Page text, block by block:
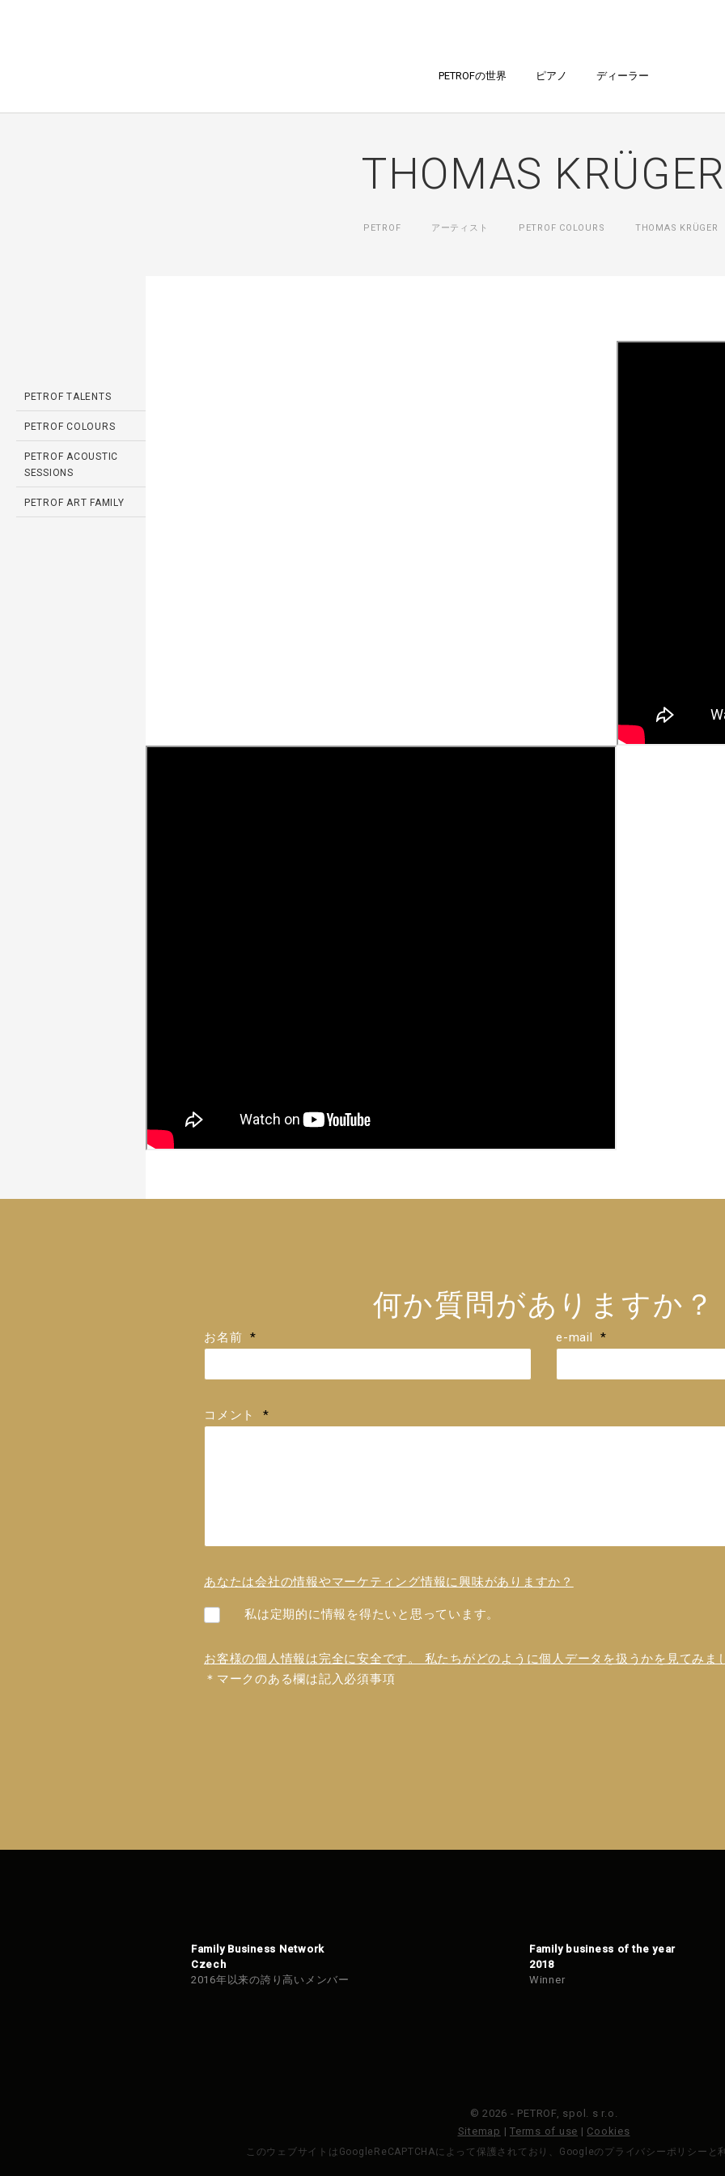
PETROFの世界 ピアノ ディーラー
THOMAS KRÜGER
PETROF アーティスト PETROF COLOURS THOMAS KRÜGER
PETROF TALENTS
PETROF COLOURS
PETROF ACOUSTIC
SESSIONS
PETROF ART FAMILY
何か質問がありますか？
お名前 * e-mail *
コメント *
あなたは会社の情報やマーケティング情報に興味がありますか？
私は定期的に情報を得たいと思っています。
お客様の個人情報は完全に安全です。 私たちがどのように個人データを扱うかを見てみま
＊マークのある欄は記入必須事項
Family Business Network
Czech
2016年以来の誇り高いメンバー
Family business of the year
2018
Winner
© 2026 - PETROF, spol. s r.o.
Sitemap | Terms of use | Cookies
このウェブサイトはGoogleReCAPTCHAによって保護されており、Googleのプライバシーポリシーと